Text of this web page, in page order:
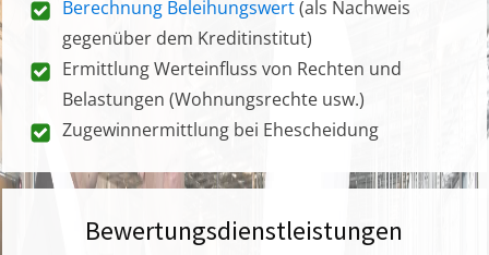
Berechnung Beleihungswert(als Nachweis
gegenüber dem Kreditinstitut)
Ermittlung Werteinfluss von Rechten und
Belastungen (Wohnungsrechte usw.)
Zugewinnermittlung bei Ehescheidung
Bewertungsdienstleistungen